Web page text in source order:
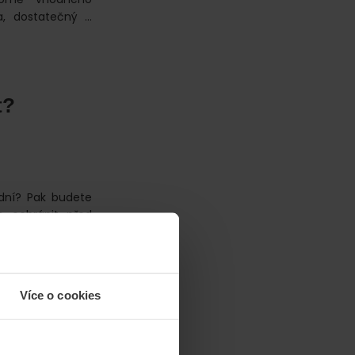
Více o cookies
dostatečný …
Pak budete
ochránit před
na chodník